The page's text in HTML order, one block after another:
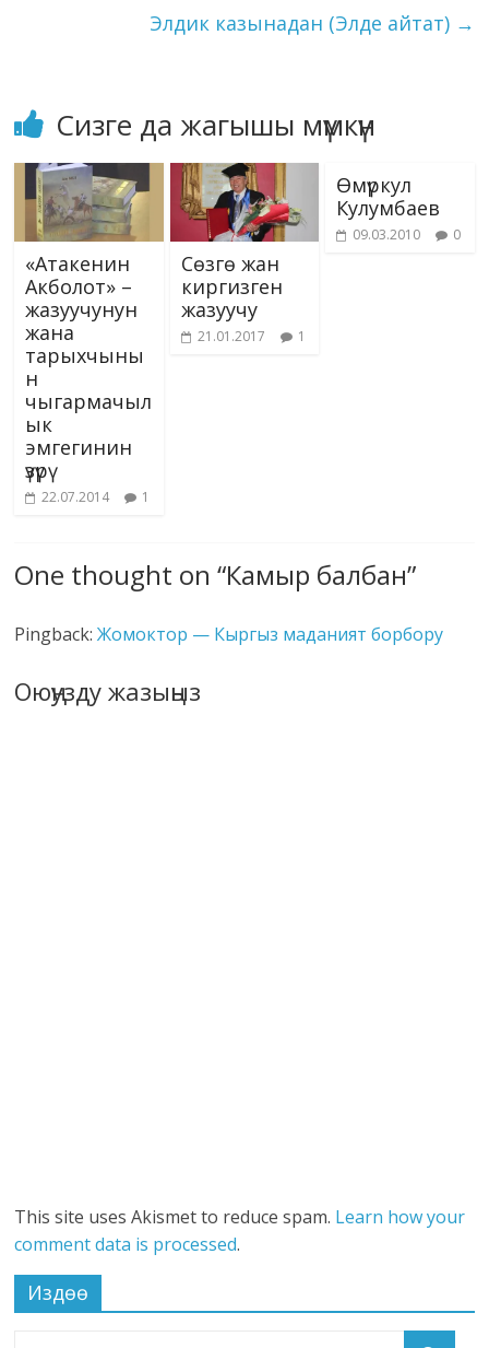
ni
k
Элдик казынадан (Элде айтат) →
Сизге да жагышы мүмкүн
«Атакенин
Акболот» –
жазуучунун
жана
тарыхчыны
н
чыгармачыл
ык
эмгегинин
үзүрү
22.07.2014 1
Сөзгө жан
киргизген
жазуучу
21.01.2017 1
Өмүркул
Кулумбаев
09.03.2010 0
One thought on “Камыр балбан”
Pingback:Жомоктор — Кыргыз маданият борбору
Оюңузду жазыңыз
This site uses Akismet to reduce spam. Learn how your
comment data is processed.
Издөө